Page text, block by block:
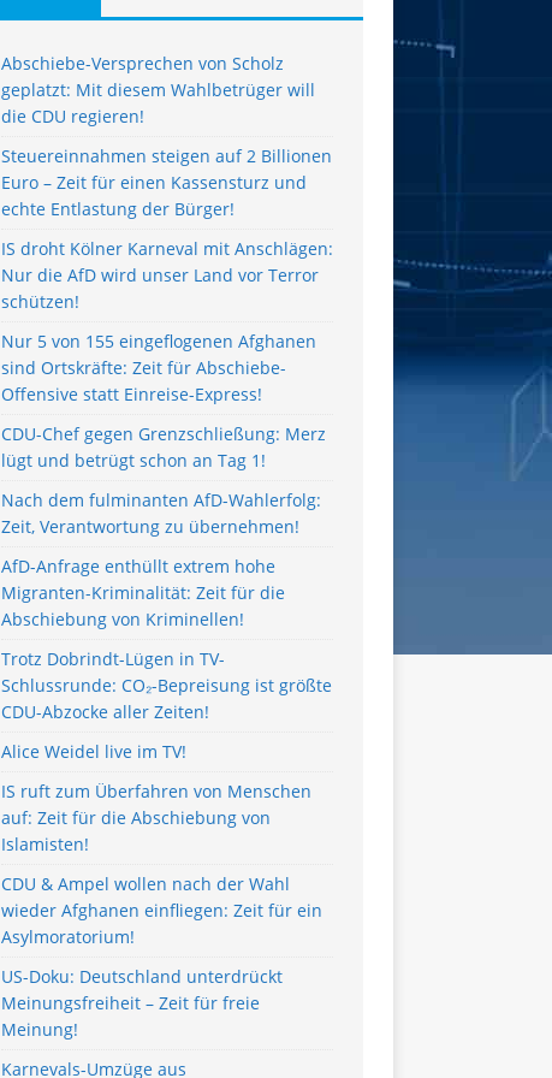
Abschiebe-Versprechen von Scholz
geplatzt: Mit diesem Wahlbetrüger will
die CDU regieren!
Steuereinnahmen steigen auf 2 Billionen
Euro – Zeit für einen Kassensturz und
echte Entlastung der Bürger!
IS droht Kölner Karneval mit Anschlägen:
Nur die AfD wird unser Land vor Terror
schützen!
Nur 5 von 155 eingeflogenen Afghanen
sind Ortskräfte: Zeit für Abschiebe-
Offensive statt Einreise-Express!
CDU-Chef gegen Grenzschließung: Merz
lügt und betrügt schon an Tag 1!
Nach dem fulminanten AfD-Wahlerfolg:
Zeit, Verantwortung zu übernehmen!
AfD-Anfrage enthüllt extrem hohe
Migranten-Kriminalität: Zeit für die
Abschiebung von Kriminellen!
Trotz Dobrindt-Lügen in TV-
Schlussrunde: CO₂-Bepreisung ist größte
CDU-Abzocke aller Zeiten!
Alice Weidel live im TV!
IS ruft zum Überfahren von Menschen
auf: Zeit für die Abschiebung von
Islamisten!
CDU & Ampel wollen nach der Wahl
wieder Afghanen einfliegen: Zeit für ein
Asylmoratorium!
US-Doku: Deutschland unterdrückt
Meinungsfreiheit – Zeit für freie
Meinung!
Karnevals-Umzüge aus